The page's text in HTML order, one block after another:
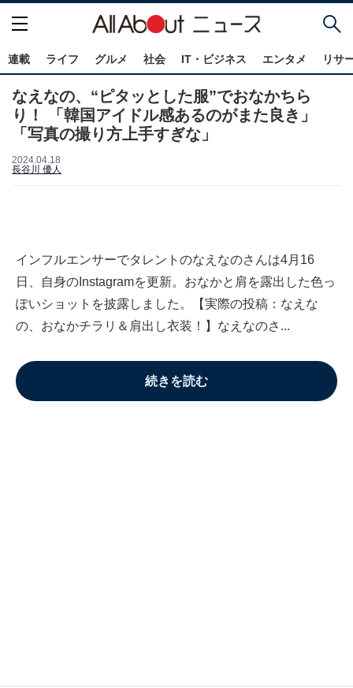
連載 ライフ グルメ 社会 IT・ビジネス エンタメ リサ
なえなの、“ピタッとした服”でおなかちら
り！ 「韓国アイドル感あるのがまた良き」
「写真の撮り方上手すぎな」
2024.04.18
長谷川 優人
インフルエンサーでタレントのなえなのさんは4月16
日、自身のInstagramを更新。おなかと肩を露出した色っ
ぽいショットを披露しました。【実際の投稿：なえな
の、おなかチラリ＆肩出し衣装！】なえなのさ...
続きを読む